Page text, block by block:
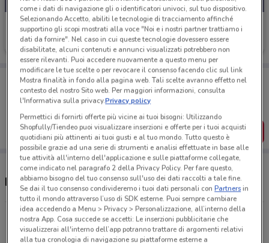
Unopiù
Scade il 31/12
Porta DoveConviene sempre con te!
Puoi trovare le migliori offerte dei negozi vicino a te,
salvarle e creare la tua lista del risparmio, comodamente
SCARICA L’APP
Negozi Unopiù a Marcianise
Via Acerbo, 157 Lusciano
11 km
come i dati di navigazione gli o identificatori univoci, sul tuo dispositivo.
Selezionando Accetto, abiliti le tecnologie di tracciamento affinché
supportino gli scopi mostrati alla voce "Noi e i nostri partner trattiamo i
dati da fornire". Nel caso in cui queste tecnologie dovessero essere
disabilitate, alcuni contenuti e annunci visualizzati potrebbero non
essere rilevanti. Puoi accedere nuovamente a questo menu per
modificare le tue scelte o per revocare il consenso facendo clic sul link
Mostra finalità in fondo alla pagina web. Tali scelte avranno effetto nel
contesto del nostro Sito web. Per maggiori informazioni, consulta
l'Informativa sulla privacy.Privacy policy
Permettici di fornirti offerte più vicine ai tuoi bisogni: Utilizzando
Shopfully/Tiendeo puoi visualizzare inserzioni e offerte per i tuoi acquisti
quotidiani più attinenti ai tuoi gusti e al tuo mondo. Tutto questo è
possibile grazie ad una serie di strumenti e analisi effettuate in base alle
tue attività all'interno dell'applicazione e sulle piattaforme collegate,
come indicato nel paragrafo 2 della Privacy Policy. Per fare questo,
abbiamo bisogno del tuo consenso sull'uso dei dati raccolti a tale fine.
Se dai il tuo consenso condivideremo i tuoi dati personali conPartnersin
tutto il mondo attraverso l’uso di SDK esterne. Puoi sempre cambiare
idea accedendo a Menu > Privacy > Personalizzazione, all’interno della
nostra App. Cosa succede se accetti: Le inserzioni pubblicitarie che
visualizzerai all'interno dell’app potranno trattare di argomenti relativi
alla tua cronologia di navigazione su piattaforme esterne a